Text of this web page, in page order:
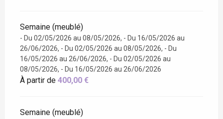
Semaine (meublé)
- Du 02/05/2026 au 08/05/2026, - Du 16/05/2026 au
26/06/2026, - Du 02/05/2026 au 08/05/2026, - Du
16/05/2026 au 26/06/2026, - Du 02/05/2026 au
08/05/2026, - Du 16/05/2026 au 26/06/2026
À partir de 400,00 €
Semaine (meublé)